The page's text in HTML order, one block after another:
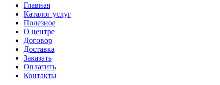
Главная
Каталог услуг
Полезное
О центре
Договор
Доставка
Заказать
Оплатить
Контакты